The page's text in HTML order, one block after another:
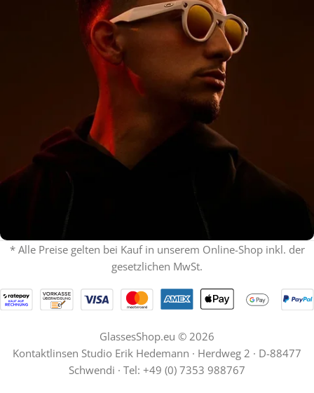
% ON SALE %
Oakley mit Sehstärke
SPECIAL OFFER
Jetzt shoppen
* Alle Preise gelten bei Kauf in unserem Online-Shop inkl. der
gesetzlichen MwSt.
GlassesShop.eu © 2026
Kontaktlinsen Studio Erik Hedemann · Herdweg 2 · D-88477
Schwendi · Tel: +49 (0) 7353 988767